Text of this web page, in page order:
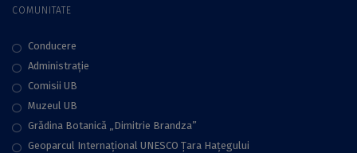
COMUNITATE
Conducere
Administraţie
Comisii UB
Muzeul UB
Grădina Botanică „Dimitrie Brandza”
Geoparcul Internațional UNESCO Țara Hațegului